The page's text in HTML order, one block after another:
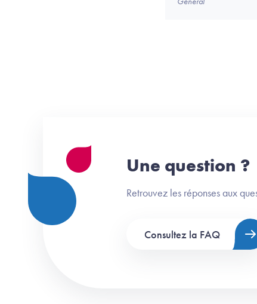
Une question ?
Retrouvez les réponses aux
Consultez la FAQ